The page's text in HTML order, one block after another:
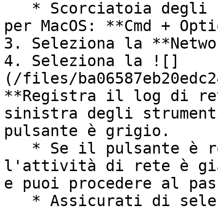
per MacOS: **Cmd +
3. Seleziona la
4. Seleziona la ![]
(/files/
**Registra il log di
sinistra degli
pulsante è grigio.
l'attività di rete è
e puoi procedere al